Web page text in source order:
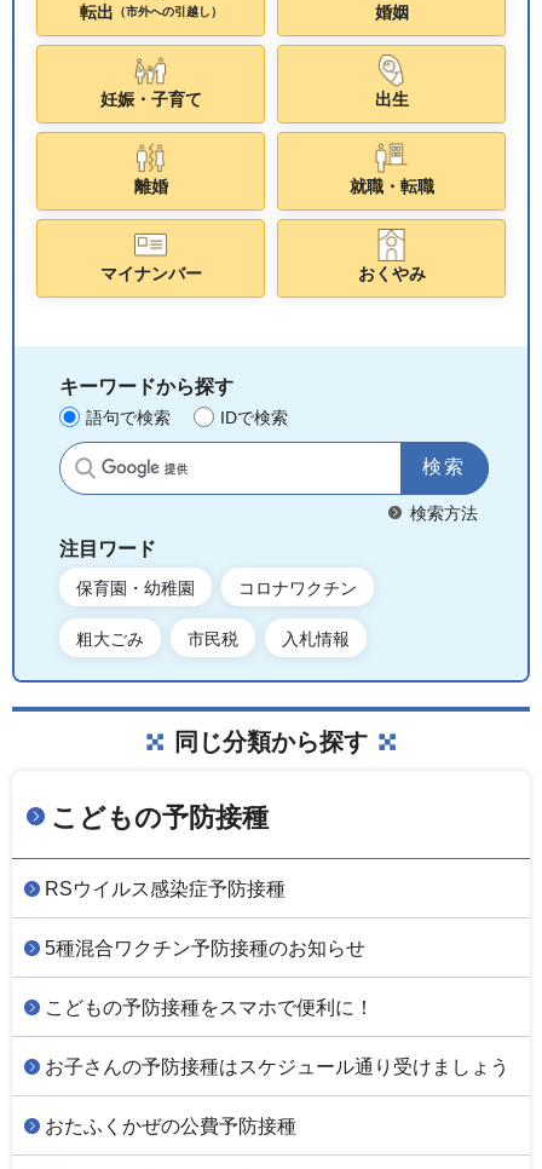
転出 （市外への引越し） 婚姻
妊娠・子育て 出生
離婚 就職・転職
マイナンバー おくやみ
キーワードから探す
語句で検索 IDで検索
サイト内検索
検索方法
注目ワード
保育園・幼稚園 コロナワクチン
粗大ごみ 市民税 入札情報
同じ分類から探す
こどもの予防接種
RSウイルス感染症予防接種
5種混合ワクチン予防接種のお知らせ
こどもの予防接種をスマホで便利に！
お子さんの予防接種はスケジュール通り受けましょう
おたふくかぜの公費予防接種